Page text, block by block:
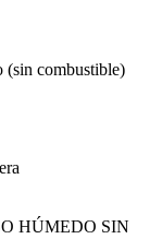
(sin combustible)
HÚMEDO SIN